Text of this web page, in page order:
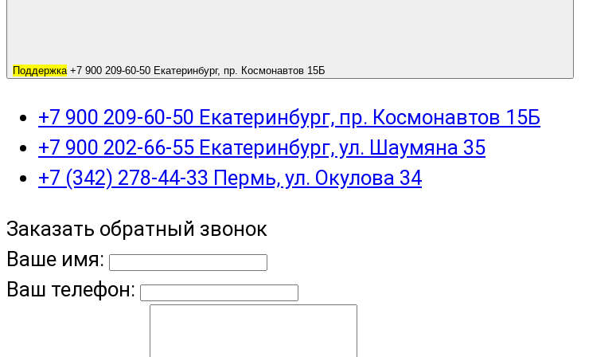
Поддержка +7 900 209-60-50 Екатеринбург, пр. Космонавтов 15Б
+7 900 209-60-50 Екатеринбург, пр. Космонавтов 15Б
+7 900 202-66-55 Екатеринбург, ул. Шаумяна 35
+7 (342) 278-44-33 Пермь, ул. Окулова 34
Заказать обратный звонок
Ваше имя:
Ваш телефон: